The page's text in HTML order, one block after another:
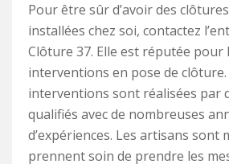
Pour être sûr d’avoir des
installées chez soi, contactez
Clôture 37. Elle est réputée pour
interventions en pose de clôture.
interventions sont réalisées par
qualifiés avec de nombreuses
d’expériences. Les artisans sont
prennent soin de prendre les